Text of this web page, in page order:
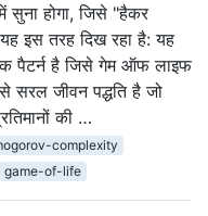
होगा, जिसे "हैकर
इस तरह दिख रहा है: यह
पैटर्न है जिसे गेम ऑफ लाइफ
सरल जीवन पद्धति है जो
की …
complexity
game-of-life